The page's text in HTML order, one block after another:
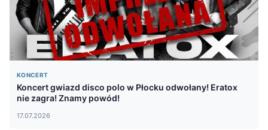
KONCERT
Koncert gwiazd disco polo w Płocku odwołany! Eratox
nie zagra! Znamy powód!
17.07.2026